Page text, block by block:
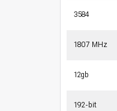
3584
1807 MHz
12gb
192-bit